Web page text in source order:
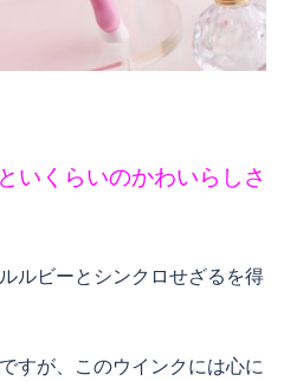
いくらいのかわいらしさ
ルビーとシンクロせざるを得
すが、このウインクには心に